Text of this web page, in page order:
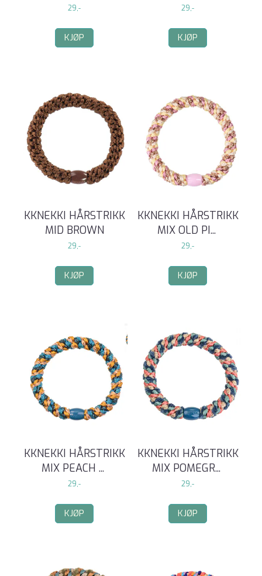
29,-
KJØP
29,-
KJØP
KKNEKKI HÅRSTRIKK
MID BROWN
29,-
KJØP
KKNEKKI HÅRSTRIKK
MIX OLD PI...
29,-
KJØP
KKNEKKI HÅRSTRIKK
MIX PEACH ...
29,-
KJØP
KKNEKKI HÅRSTRIKK
MIX POMEGR...
29,-
KJØP